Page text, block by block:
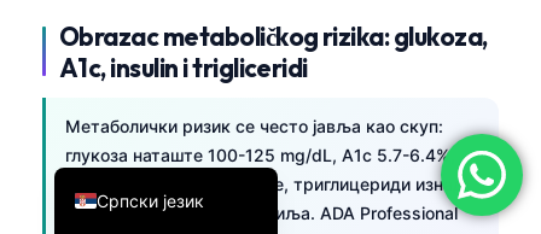
Obrazac metaboličkog rizika: glukoza,
A1c, insulin i trigliceridi
Метаболички ризик се често јавља као скуп:
глукоза наташте 100-125 mg/dL, A1c 5.7-6.4%,
повишен инсулин наташте, триглицериди изнад
150 mg/dL и HDL испод циља. ADA Professional
Српски језик
English
Deutsch
العربية
Français